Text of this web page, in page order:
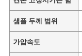
샘플 두께 범위
가압속도